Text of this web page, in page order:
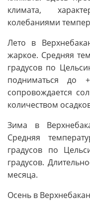
климата,
колебаниями
Лето в
жаркое. Средняя
градусов по
подниматься до
сопровождается
количеством
Зима в
Средняя
градусов по
градусов.
месяца.
Осень в